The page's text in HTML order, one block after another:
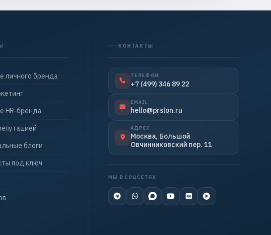
личного бренда
HR-бренда
блоги
под ключ
КОНТАКТЫ
ТЕЛЕФОН
+7 (499) 346 89 22
EMAIL
hello@prslon.ru
АДРЕС
Москва, Большой
Овчинниковский пер. 11
МЫ В СОЦСЕТЯХ